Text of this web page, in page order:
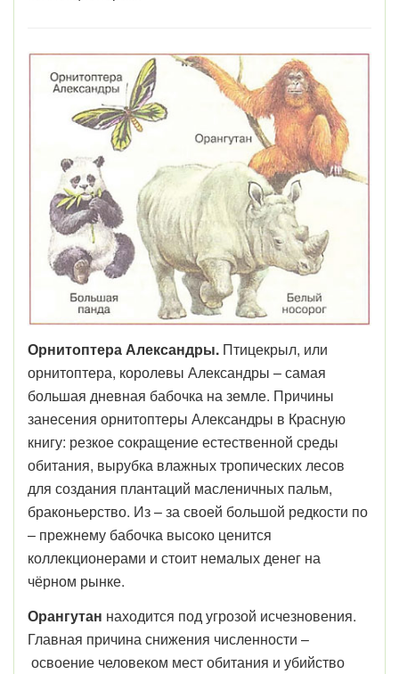
Орнитоптера Александры. Птицекрыл, или
орнитоптера, королевы Александры – самая
большая дневная бабочка на земле. Причины
занесения орнитоптеры Александры в Красную
книгу: резкое сокращение естественной среды
обитания, вырубка влажных тропических лесов
для создания плантаций масленичных пальм,
браконьерство. Из – за своей большой редкости по
– прежнему бабочка высоко ценится
коллекционерами и стоит немалых денег на
чёрном рынке.
Орангутан находится под угрозой исчезновения.
Главная причина снижения численности –
освоение человеком мест обитания и убийство